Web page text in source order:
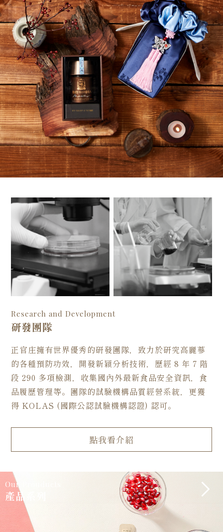
Research and Development
研發團隊
正官庄擁有世界優秀的研發團隊，致力於研究高麗蔘
的各種預防功效，開發新穎分析技術，歷經 8 年 7 階
段 290 多項檢測，收集國內外最新食品安全資訊，食
品履歷管理等。團隊的試驗機構品質經營系統，更獲
得 KOLAS (國際公認試驗機構認證) 認可。
點我看介紹
Our Prouducts
產品系列